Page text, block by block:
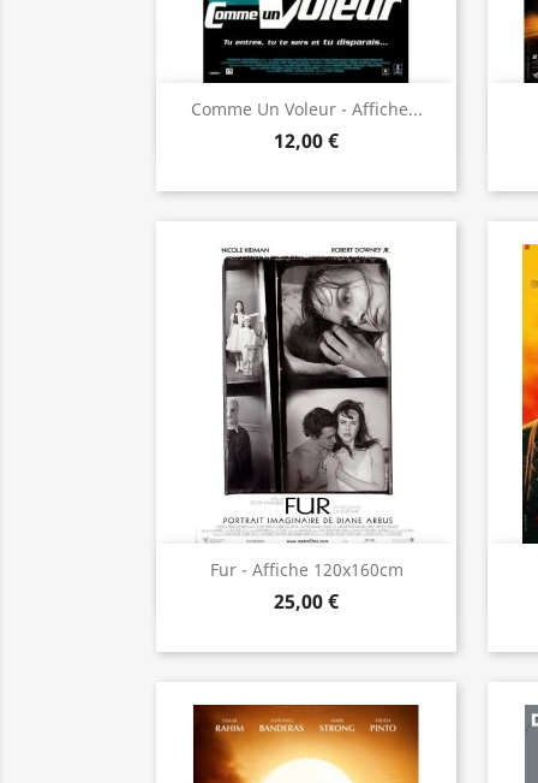
Comme Un Voleur - Affiche...
12,00 €
 Aperçu rapide
Fur - Affiche 120x160cm
25,00 €
Aperçu rapide